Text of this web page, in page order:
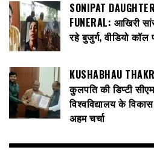
SONIPAT
FUNERAL: आखिरी
रहे बुजुर्ग, वीडियो कॉल
KUSHABHAU
कुलपति की डिप्टी
विश्वविद्यालय के
अहम चर्चा